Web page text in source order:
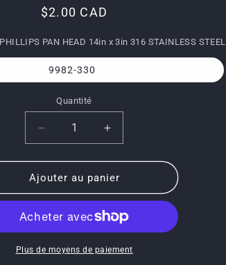
Prix
$2.00 CAD
SCREW. MACHINE PHILLIPS PAN HEAD 14in x 3in 316 STAINLESS STEEL
9982-330
Quantité
Quantité
Réduire
la
quantité
de
9982-
SCREW.
MACHINE
PHILLIPS
Augmenter
la
quantité
de
9982-
SCREW.
MACHINE
PHILLIPS
Ajouter au panier
Plus de moyens de paiement